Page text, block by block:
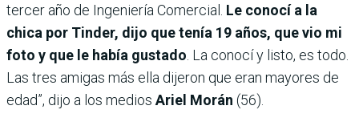
tercer año de Ingeniería Comercial. Le conocí a la
chica por Tinder, dijo que tenía 19 años, que vio mi
foto y que le había gustado . La conocí y listo, es todo.
Las tres amigas más ella dijeron que eran mayores de
edad”, dijo a los medios Ariel Morán (56).